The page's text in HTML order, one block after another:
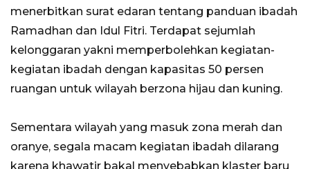
menerbitkan surat edaran tentang panduan ibadah
Ramadhan dan Idul Fitri. Terdapat sejumlah
kelonggaran yakni memperbolehkan kegiatan-
kegiatan ibadah dengan kapasitas 50 persen
ruangan untuk wilayah berzona hijau dan kuning.
Sementara wilayah yang masuk zona merah dan
oranye, segala macam kegiatan ibadah dilarang
karena khawatir bakal menyebabkan klaster baru